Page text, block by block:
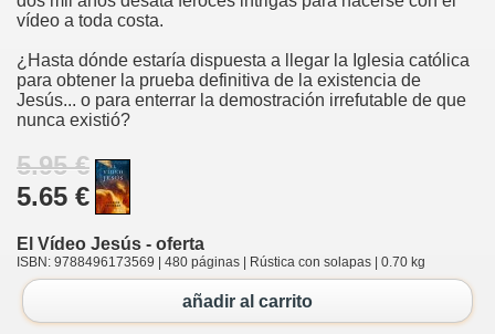
vídeo a toda costa.
¿Hasta dónde estaría dispuesta a llegar la Iglesia católica
para obtener la prueba definitiva de la existencia de
Jesús... o para enterrar la demostración irrefutable de que
nunca existió?
5.95 €
5.65 €
El Vídeo Jesús - oferta
ISBN: 9788496173569 | 480 páginas | Rústica con solapas | 0.70 kg
añadir al carrito